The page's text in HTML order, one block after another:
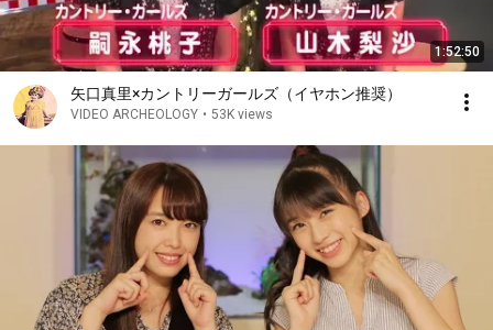
1:52:50
矢口真里×カントリーガールズ（イヤホン推奨）
VIDEO ARCHEOLOGY • 53K views